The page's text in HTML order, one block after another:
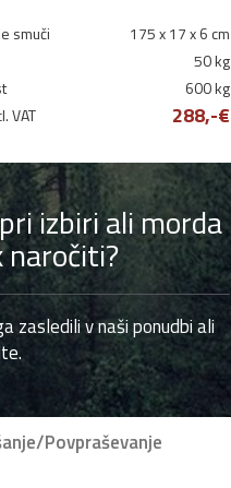
smuči
175 x 17 x 6 cm
50 kg
600 kg
VAT
288,-€
izbiri ali morda
naročiti?
zasledili v naši ponudbi ali